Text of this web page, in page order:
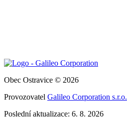
Obec Ostravice © 2026
Provozovatel Galileo Corporation s.r.o.
Poslední aktualizace: 6. 8. 2026